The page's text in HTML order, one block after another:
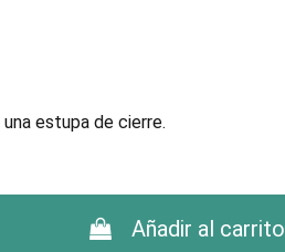
estupa de cierre.
Añadir al carrito